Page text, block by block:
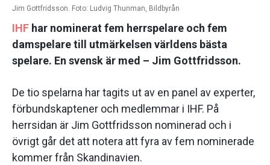
Jim Gottfridsson. Foto: Ludvig Thunman, Bildbyrån
IHF har nominerat fem herrspelare och fem
damspelare till utmärkelsen världens bästa
spelare. En svensk är med – Jim Gottfridsson.
De tio spelarna har tagits ut av en panel av experter,
förbundskaptener och medlemmar i IHF. På
herrsidan är Jim Gottfridsson nominerad och i
övrigt går det att notera att fyra av fem nominerade
kommer från Skandinavien.